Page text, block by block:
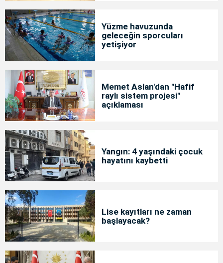
Yüzme havuzunda
geleceğin sporcuları
yetişiyor
Memet Aslan'dan "Hafif
raylı sistem projesi"
açıklaması
Yangın: 4 yaşındaki çocuk
hayatını kaybetti
Lise kayıtları ne zaman
başlayacak?